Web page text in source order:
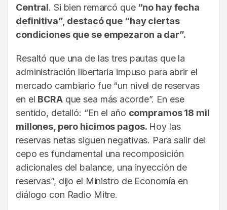
Central. Si bien remarcó que“no hay fecha
definitiva”, destacó que “hay ciertas
condiciones que se empezaron a dar”.
Resaltó que una de las tres pautas que la
administración libertaria impuso para abrir el
mercado cambiario fue “un nivel de reservas
en el BCRAque sea más acorde”. En ese
sentido, detalló: “En el año compramos 18 mil
millones, pero hicimos pagos. Hoy las
reservas netas siguen negativas. Para salir del
cepo es fundamental una recomposición
adicionales del balance, una inyección de
reservas”, dijo el Ministro de Economía en
diálogo con Radio Mitre.